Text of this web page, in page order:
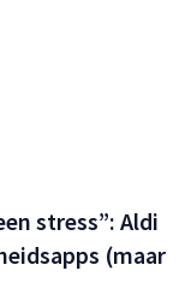
stress”: Aldi
(maar